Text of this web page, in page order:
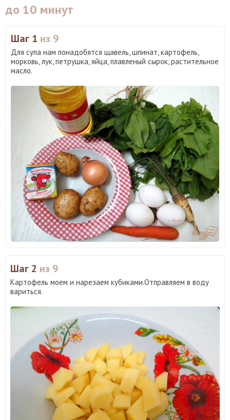
до 10 минут
Шаг 1 из 9
Для супа нам понадобятся щавель, шпинат, картофель,
морковь, лук, петрушка, яйца, плавленый сырок, растительное
масло.
Шаг 2 из 9
Картофель моем и нарезаем кубиками.Отправляем в воду
вариться.